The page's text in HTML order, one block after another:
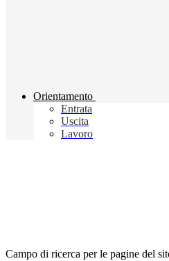
Orientamento
Entrata
Uscita
Lavoro
Campo di ricerca per le pagine del